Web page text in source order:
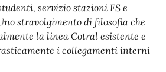
servizio stazioni FS e
stravolgimento di filosofia che
la linea Cotral esistente e
i collegamenti interni